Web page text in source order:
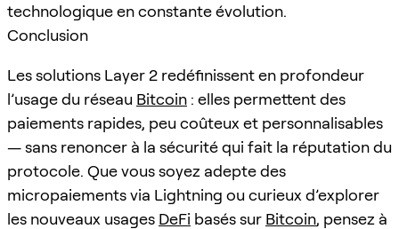
technologique en constante évolution.
Conclusion
Les solutions Layer 2 redéfinissent en profondeur
l’usage du réseau Bitcoin : elles permettent des
paiements rapides, peu coûteux et personnalisables
— sans renoncer à la sécurité qui fait la réputation du
protocole. Que vous soyez adepte des
micropaiements via Lightning ou curieux d’explorer
les nouveaux usages DeFi basés sur Bitcoin, pensez à